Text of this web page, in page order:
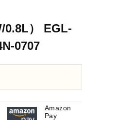
0.8L） EGL-
0707
Amazon
Pay